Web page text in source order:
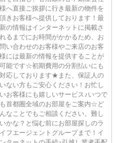
様へ直接ご挨拶に行き最新の物件を
頂きお客様へ提供しております！最
新の情報はインターネットに掲載さ
れるまでにお時間がかかるため、お
問い合わせのお客様やご来店のお客
様には最新の情報を提供することが
可能です☆初期費用の分割払いにも
対応しております★また、保証人の
いない方もご安心ください！お忙し
いお客様にも嬉しいサービス♪いつで
も首都圏全域のお部屋をご案内☆ど
んなことでもご相談ください。難し
いかな？と悩む前にお部屋探しのラ
イフエージェントグループまで！イ